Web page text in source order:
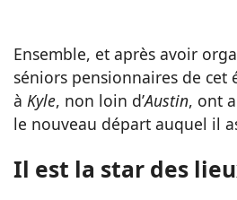
Ensemble, et après avoir
séniors pensionnaires de cet
à Kyle, non loin d’Austin, ont
le nouveau départ auquel il
Il est la star des